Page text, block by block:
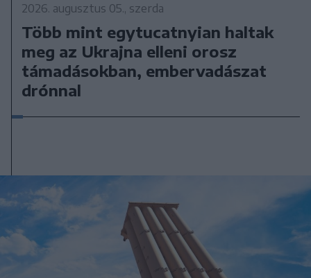
2026. augusztus 05., szerda
Több mint egytucatnyian haltak
meg az Ukrajna elleni orosz
támadásokban, embervadászat
drónnal